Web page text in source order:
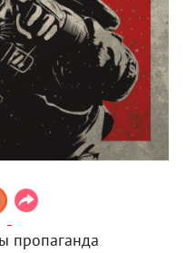
пропаганда